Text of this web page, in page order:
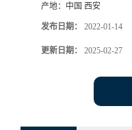
产地： 中国 西安
发布日期： 2022-01-14
更新日期： 2025-02-27